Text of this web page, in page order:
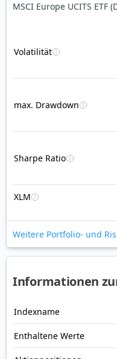
MSCI Europe UCITS ETF
Volatilität
max. Drawdown
Sharpe Ratio
XLM
Weitere Portfolio- und
Informationen
Indexname
Enthaltene Werte